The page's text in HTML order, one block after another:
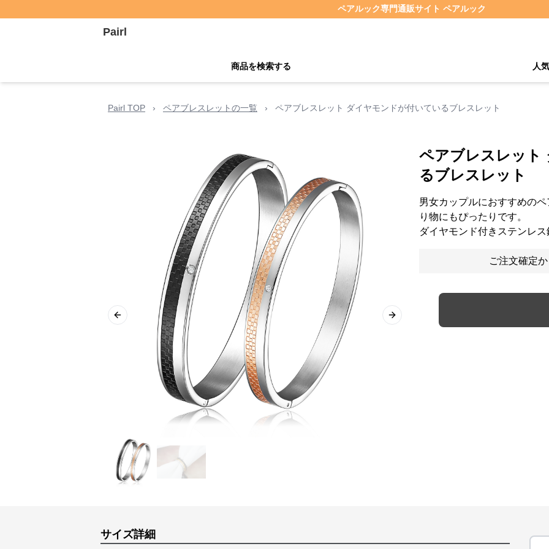
ペアルック専門通販サイト ペアルック
Pairl
商品を検索する 人
Pairl TOP › ペアブレスレットの一覧 › ペアブレスレット ダイヤモンドが付いているブレスレット
Previous slide Next slide
ペアブレスレット
るブレスレット
男女カップルにおすすめの
り物にもぴったりです。
ダイヤモンド付きステンレ
ご注文確定
サイズ詳細